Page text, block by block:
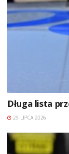
Długa lista
29 LIPCA 2026